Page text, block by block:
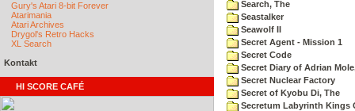
Gury's Atari 8-bit Forever
Atarimania
Atari Archives
Drygol's Retro Hacks
XL Search
Kontakt
HI SCORE CAFÉ
Search, The
Seastalker
Seawolf II
Secret Agent - Mission 1
Secret Code
Secret Diary of Adrian
Secret Nuclear Factory
Secret of Kyobu Di, The
Secretum Labyrinth Kings